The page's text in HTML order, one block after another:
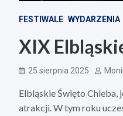
FESTIWALE WYDARZENIA
XIX
25 sierpnia 2025
Elbląskie Święto Chleba,
atrakcji. W tym roku